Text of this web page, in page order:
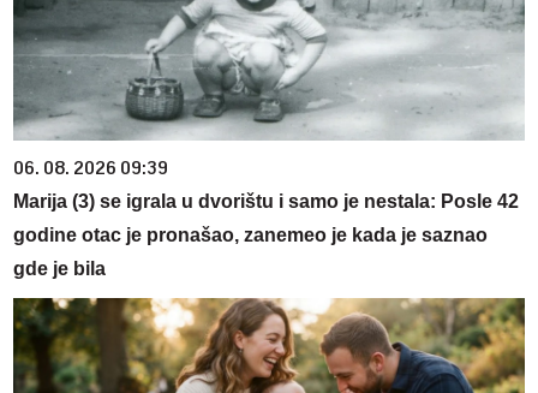
06. 08. 2026 09:39
Marija (3) se igrala u dvorištu i samo je nestala: Posle 42
godine otac je pronašao, zanemeo je kada je saznao
gde je bila